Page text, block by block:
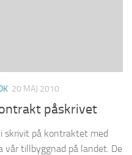
20 MAJ 2010
påskrivet
skrivit på kontraktet med
vår tillbyggnad på landet. De